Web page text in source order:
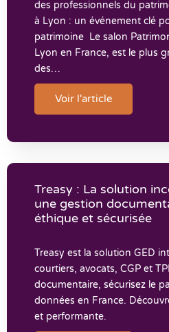
des professionnels du
à Lyon : un événement clé
patrimoine Le salon
Lyon en France, est le plus
des…
Voir l'article
Treasy : La solution
une gestion
éthique et sécurisée
Treasy est la solution GED
courtiers, avocats, CGP et
documentaire, sécurisez le
données en France.
et performante.